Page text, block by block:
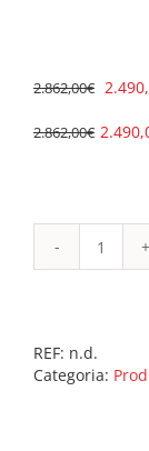
2.862,00€ O
2.862,00€
O
2.862,00€.
O
2.490,00€.
REF: n.d.
Categoria: